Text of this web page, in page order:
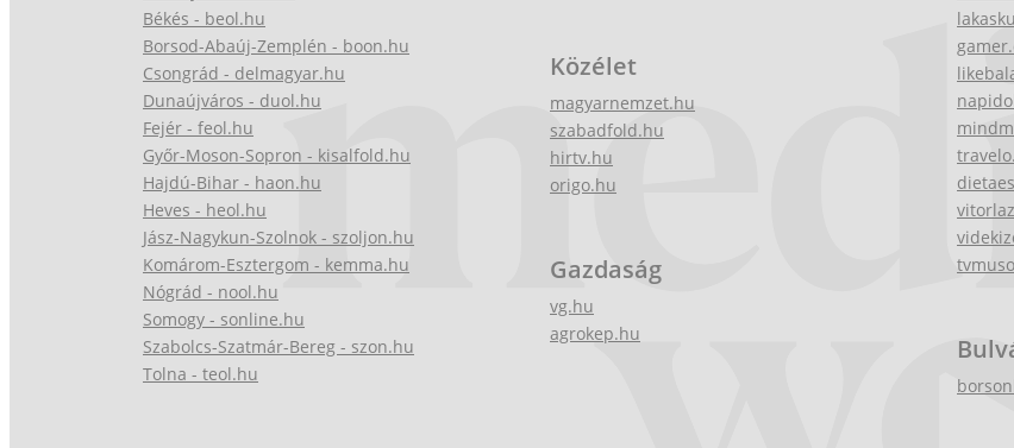
Békés - beol.hu
Borsod-Abaúj-Zemplén - boon.hu
Csongrád - delmagyar.hu
Dunaújváros - duol.hu
Fejér - feol.hu
Győr-Moson-Sopron - kisalfold.hu
Hajdú-Bihar - haon.hu
Heves - heol.hu
Jász-Nagykun-Szolnok - szoljon.hu
Komárom-Esztergom - kemma.hu
Nógrád - nool.hu
Somogy - sonline.hu
Szabolcs-Szatmár-Bereg - szon.hu
Tolna - teol.hu
Közélet
magyarnemzet.hu
szabadfold.hu
hirtv.hu
origo.hu
Gazdaság
vg.hu
agrokep.hu